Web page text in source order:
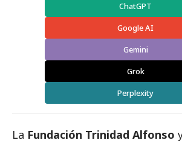
ChatGPT
Google AI
Gemini
Grok
Perplexity
La Fundación Trinidad Alfonso